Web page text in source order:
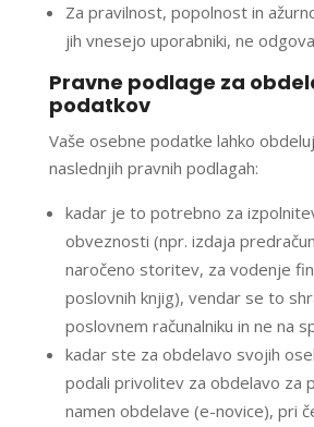
Za pravilnost, popolnost in
jih vnesejo uporabniki, ne
Pravne podlage za
podatkov
Vaše osebne podatke lahko
naslednjih pravnih podlagah:
kadar je to potrebno za
obveznosti (npr. izdaja
naročeno storitev, za vodenje
poslovnih knjig), vendar se to
poslovnem računalniku in ne na
kadar ste za obdelavo svojih
podali privolitev za obdelavo za
namen obdelave (e-novice), pri